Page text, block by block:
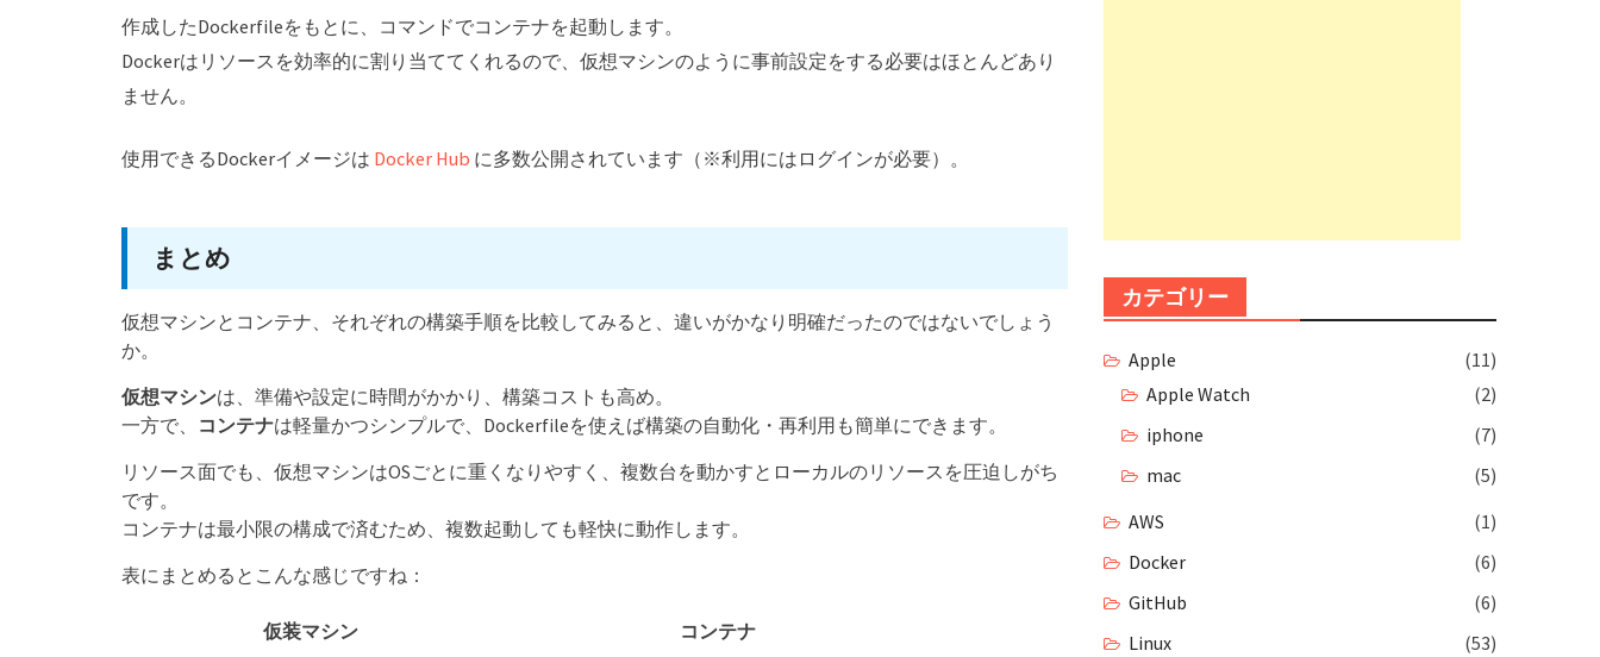
作成したDockerfileをもとに、コマンドでコンテナを起動します。
Dockerはリソースを効率的に割り当ててくれるので、仮想マシンのように事前設定をする必要はほとんどあり
ません。
使用できるDockerイメージは Docker Hub に多数公開されています（※利用にはログインが必要）。
まとめ
仮想マシンとコンテナ、それぞれの構築手順を比較してみると、違いがかなり明確だったのではないでしょう
か。
仮想マシンは、準備や設定に時間がかかり、構築コストも高め。
一方で、 コンテナは軽量かつシンプルで、Dockerfileを使えば構築の自動化・再利用も簡単にできます。
リソース面でも、仮想マシンはOSごとに重くなりやすく、複数台を動かすとローカルのリソースを圧迫しがち
です。
コンテナは最小限の構成で済むため、複数起動しても軽快に動作します。
表にまとめるとこんな感じですね：
仮装マシン
コンテナ
カテゴリー
Apple
(11)
Apple Watch
(2)
iphone
(7)
mac
(5)
AWS
(1)
Docker
(6)
GitHub
(6)
Linux
(53)